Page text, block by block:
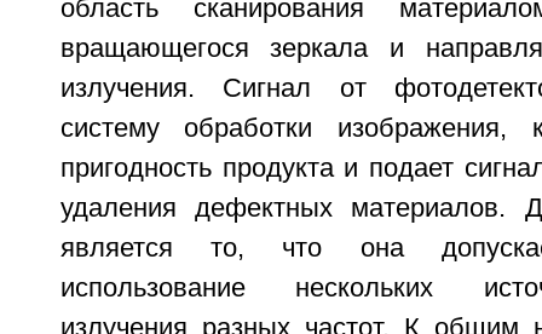
область сканирования
вращающегося зеркала и
излучения. Сигнал от
систему обработки изображения,
пригодность продукта и подает
удаления дефектных материалов.
является то, что она
использование нескольких
излучения разных частот. К общим